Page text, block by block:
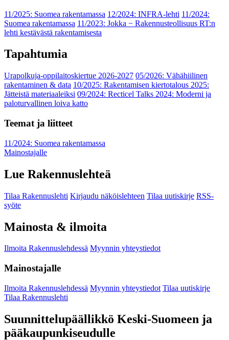
11/2025: Suomea rakentamassa 12/2024: INFRA-lehti 11/2024:
Suomea rakentamassa 11/2023: Jokka − Rakennusteollisuus RT:n
lehti kestävästä rakentamisesta
Tapahtumia
Urapolkuja-oppilaitoskiertue 2026-2027 05/2026: Vähähiilinen
rakentaminen & data 10/2025: Rakentamisen kiertotalous 2025:
Jätteistä materiaaleiksi 09/2024: Recticel Talks 2024: Moderni ja
paloturvallinen loiva katto
Teemat ja liitteet
11/2024: Suomea rakentamassa
Mainostajalle
Lue Rakennuslehteä
Tilaa Rakennuslehti Kirjaudu näköislehteen Tilaa uutiskirje RSS-
syöte
Mainosta & ilmoita
Ilmoita Rakennuslehdessä Myynnin yhteystiedot
Mainostajalle
Ilmoita Rakennuslehdessä Myynnin yhteystiedot Tilaa uutiskirje
Tilaa Rakennuslehti
Suunnittelupäällikkö Keski-Suomeen ja
pääkaupunkiseudulle